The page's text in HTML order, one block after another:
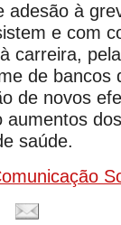
adesão à
e com
carreira,
de bancos
de novos
saúde.